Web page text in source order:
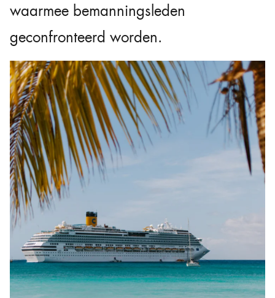
waarmee bemanningsleden
geconfronteerd worden.